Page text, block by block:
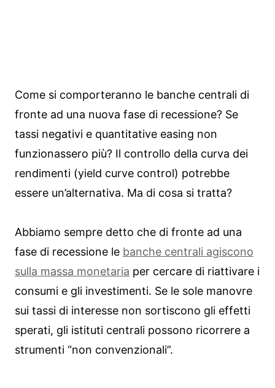
Come si comporteranno le banche centrali di
fronte ad una nuova fase di recessione? Se
tassi negativi e quantitative easing non
funzionassero più? Il controllo della curva dei
rendimenti (yield curve control) potrebbe
essere un’alternativa. Ma di cosa si tratta?
Abbiamo sempre detto che di fronte ad una
fase di recessione le banche centrali agiscono
sulla massa monetaria per cercare di riattivare i
consumi e gli investimenti. Se le sole manovre
sui tassi di interesse non sortiscono gli effetti
sperati, gli istituti centrali possono ricorrere a
strumenti “non convenzionali”.